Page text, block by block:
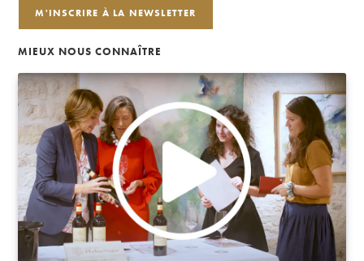
MIEUX NOUS CONNAÎTRE